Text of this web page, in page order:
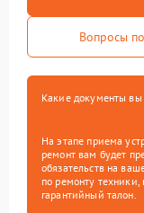
Вопросы
Какие документы вы
На этапе приема
ремонт вам будет
обязательств на
по ремонту
гарантийный талон.